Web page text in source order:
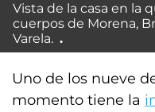
Vista de la casa en la
cuerpos de Morena,
Varela.
Uno de los nueve
momento tiene la